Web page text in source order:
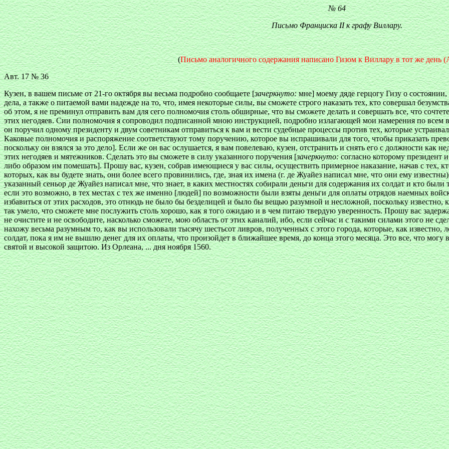
№ 64
Письмо Франциска II к графу Виллару.
(Письмо аналогичного содержания написано Гизом к Виллару в тот же день
Авт. 17 № 36
Кузен, в вашем письме от 21-го октября вы весьма подробно сообщаете [зачеркнуто:мне] моему дяде герцогу Гизу о
дела, а также о питаемой вами надежде на то, что, имея некоторые силы, вы сможете строго наказать тех, кто совершал
об этом, я не преминул отправить вам для сего полномочия столь обширные, что вы сможете делать и совершать все, что
этих негодяев. Сии полномочия я сопроводил подписанной мною инструкцией, подробно излагающей мои намерения по всем
он поручил одному президенту и двум советникам отправиться к вам и вести судебные процессы против тех, которые
Каковые полномочия и распоряжение соответствуют тому поручению, которое вы испрашивали для того, чтобы приказать
поскольку он взялся за это дело]. Если же он вас ослушается, я вам повелеваю, кузен, отстранить и снять его с должности как
этих негодяев и мятежников. Сделать это вы сможете в силу указанного поручения [зачеркнуто:согласно которому президент
либо образом им помешать]. Прошу вас, кузен, собрав имеющиеся у вас силы, осуществить примерное наказание, начав с тех,
которых, как вы будете знать, они более всего провинились, где, зная их имена (г. де Жуайез написал мне, что они ему
указанный сеньор де Жуайез написал мне, что знает, в каких местностях собирали деньги для содержания их солдат и кто
если это возможно, в тех местах с тех же именно [людей] по возможности были взяты деньги для оплаты отрядов наемных
избавиться от этих расходов, это отнюдь не было бы безделицей и было бы вещью разумной и несложной, поскольку известно,
так умело, что сможете мне послужить столь хорошо, как я того ожидаю и в чем питаю твердую уверенность. Прошу вас
не очистите и не освободите, насколько сможете, мою область от этих каналий, ибо, если сейчас и с такими силами этого не
нахожу весьма разумным то, как вы использовали тысячу шестьсот ливров, полученных с этого города, которые, как
солдат, пока я им не вышлю денег для их оплаты, что произойдет в ближайшее время, до конца этого месяца. Это все, что
святой и высокой защитою. Из Орлеана, ... дня ноября 1560.